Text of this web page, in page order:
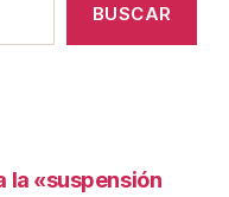
BUSCAR
la «suspensión